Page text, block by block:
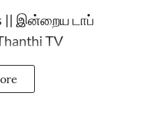
|| இன்றைய டாப்
TV